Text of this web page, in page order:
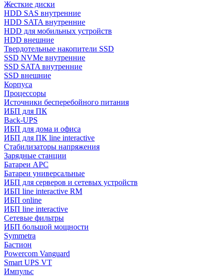
Жесткие диски
HDD SAS внутренние
HDD SATA внутренние
HDD для мобильных устройств
HDD внешние
Твердотельные накопители SSD
SSD NVMe внутренние
SSD SATA внутренние
SSD внешние
Корпуса
Процессоры
Источники бесперебойного питания
ИБП для ПК
Back-UPS
ИБП для дома и офиса
ИБП для ПК linе interactive
Стабилизаторы напряжения
Зарядные станции
Батареи APC
Батареи универсальные
ИБП для серверов и сетевых устройств
ИБП line interactive RM
ИБП online
ИБП linе interactive
Сетевые фильтры
ИБП большой мощности
Symmetra
Бастион
Powercom Vanguard
Smart UPS VT
Импульс